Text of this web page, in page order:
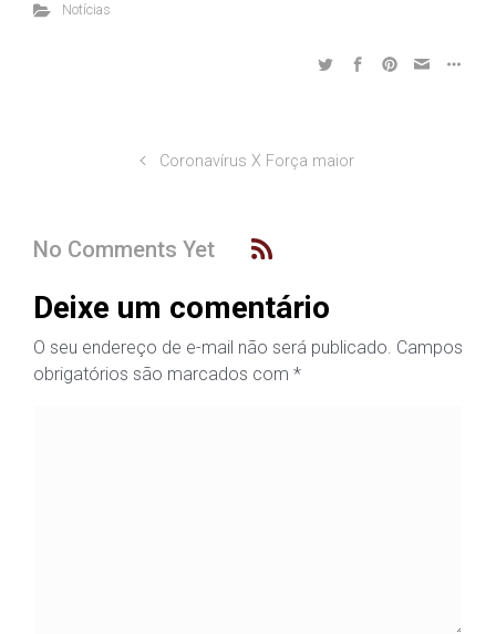
Notícias
Coronavírus X Força maior
No Comments Yet
Deixe um comentário
O seu endereço de e-mail não será publicado. Campos
obrigatórios são marcados com *